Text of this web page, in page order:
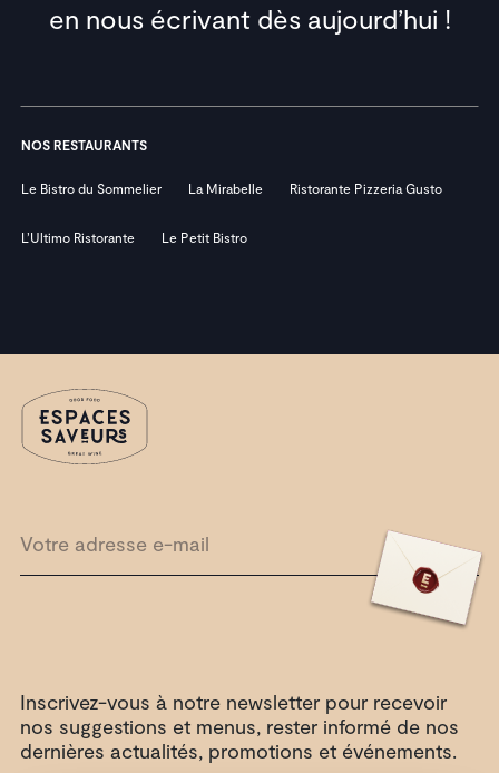
en nous écrivant dès aujourd’hui !
NOS RESTAURANTS
Le Bistro du Sommelier La Mirabelle Ristorante Pizzeria Gusto
L’Ultimo Ristorante Le Petit Bistro
Inscrivez-vous à notre newsletter pour recevoir
nos suggestions et menus, rester informé de nos
dernières actualités, promotions et événements.